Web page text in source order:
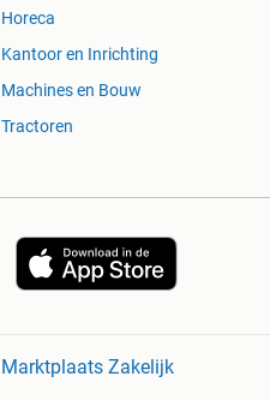
Horeca
Kantoor en Inrichting
Machines en Bouw
Tractoren
Marktplaats Zakelijk